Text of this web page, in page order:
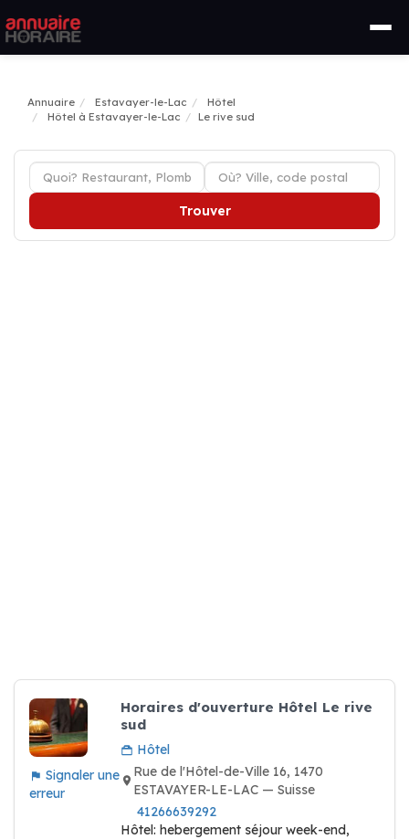
Annuaire Estavayer-le-Lac
Hôtel
Hôtel à Estavayer-le-Lac
Le rive sud
Trouver
Signaler une
erreur
Horaires d'ouverture Hôtel Le rive
sud
Hôtel
Rue de l'Hôtel-de-Ville 16, 1470
ESTAVAYER-LE-LAC — Suisse
41266639292
Hôtel: hebergement séjour week-end,